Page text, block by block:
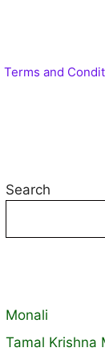
Terms and
Search
Monali
Tamal Krishna